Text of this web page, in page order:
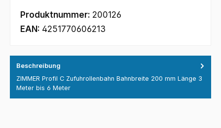
Produktnummer: 200126
EAN: 4251770606213
Beschreibung
ZIMMER Profil C Zufuhrollenbahn Bahnbreite 200 mm Länge 3
Meter bis 6 Meter